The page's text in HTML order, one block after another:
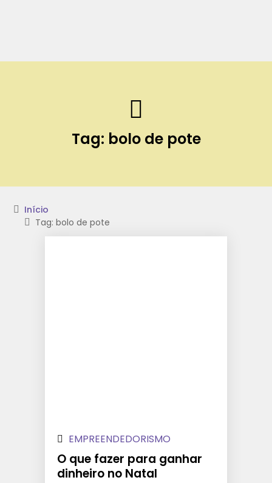
Tag: bolo de pote
Início
Tag: bolo de pote
EMPREENDEDORISMO
O que fazer para ganhar
dinheiro no Natal